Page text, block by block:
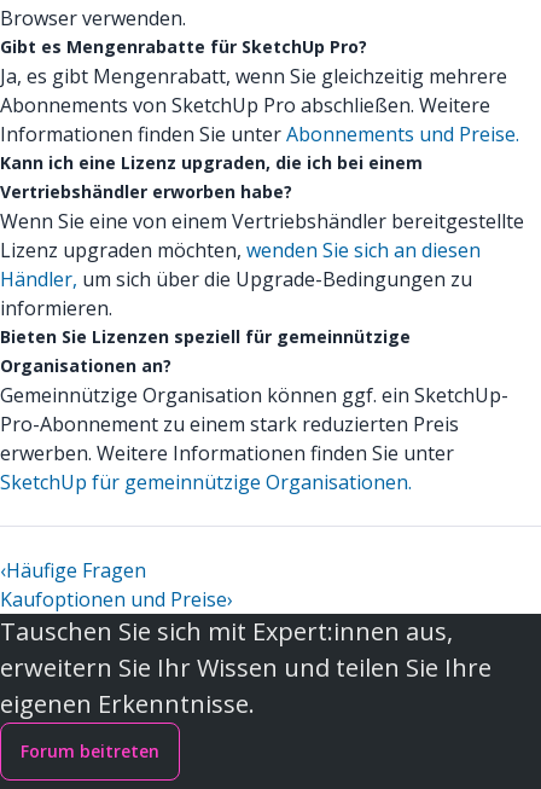
Browser verwenden.
Gibt es Mengenrabatte für SketchUp Pro?
Ja, es gibt Mengenrabatt, wenn Sie gleichzeitig mehrere
Abonnements von SketchUp Pro abschließen. Weitere
Informationen finden Sie unterAbonnements und Preise.
Kann ich eine Lizenz upgraden, die ich bei einem
Vertriebshändler erworben habe?
Wenn Sie eine von einem Vertriebshändler bereitgestellte
Lizenz upgraden möchten, wenden Sie sich an diesen
Händler, um sich über die Upgrade-Bedingungen zu
informieren.
Bieten Sie Lizenzen speziell für gemeinnützige
Organisationen an?
Gemeinnützige Organisation können ggf. ein SketchUp-
Pro-Abonnement zu einem stark reduzierten Preis
erwerben. Weitere Informationen finden Sie unter
SketchUp für gemeinnützige Organisationen.
‹Häufige Fragen
Kaufoptionen und Preise›
Tauschen Sie sich mit Expert:innen aus,
erweitern Sie Ihr Wissen und teilen Sie Ihre
eigenen Erkenntnisse.
Forum beitreten